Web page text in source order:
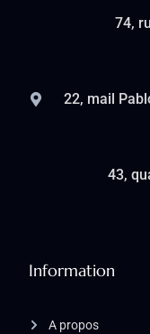
Information
A propos
74,
22, mail
43,